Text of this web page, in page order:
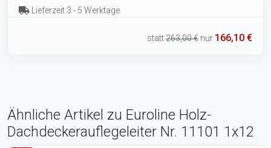
Lieferzeit 3 - 5 Werktage
statt263,00 € nur 166,10 €
Ähnliche Artikel zu Euroline Holz-
Dachdeckerauflegeleiter Nr. 11101 1x12